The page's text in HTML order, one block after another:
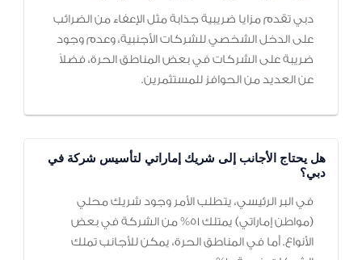
دبي تقدم مزايا ضريبية جذابة مثل الإعفاء من الضرائب
على الدخل الشخصي للشركات الأجنبية، وعدم وجود
ضريبة على الشركات في بعض المناطق الحرة، فضلاً
عن العديد من الحوافز للمستثمرين.
هل يحتاج الأجانب إلى شريك إماراتي لتأسيس شركة في
دبي؟
في البر الرئيسي، يتطلب الأمر وجود شريك محلي
(مواطن إماراتي) يمتلك 51% من الشركة في بعض
الأنواع. أما في المناطق الحرة، يمكن للأجانب تملك